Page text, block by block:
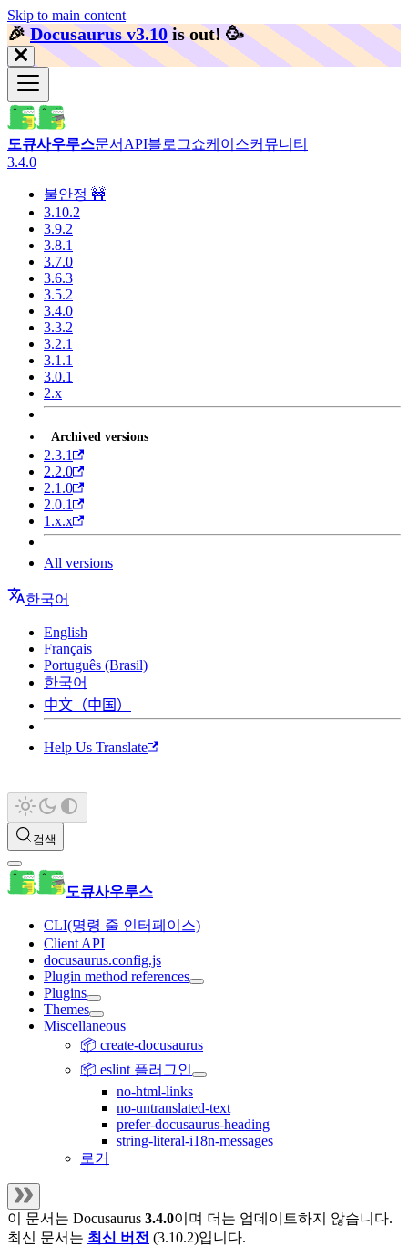
Skip to main content
🎉️Docusaurus v3.10 is out! 🥳️
도큐사우루스문서 API블로그쇼케이스커뮤니티
3.4.0
불안정 🚧
3.10.2
3.9.2
3.8.1
3.7.0
3.6.3
3.5.2
3.4.0
3.3.2
3.2.1
3.1.1
3.0.1
2.x
Archived versions
2.3.1
2.2.0
2.1.0
2.0.1
1.x.x
All versions
한국어
English
Français
Português (Brasil)
한국어
中文（中国）
Help Us Translate
검색
도큐사우루스
CLI(명령 줄 인터페이스)
Client API
docusaurus.config.js
Plugin method references
Plugins
Themes
Miscellaneous
📦 create-docusaurus
📦 eslint 플러그인
no-html-links
no-untranslated-text
prefer-docusaurus-heading
string-literal-i18n-messages
로거
이 문서는 Docusaurus 3.4.0이며 더는 업데이트하지 않습니다.
최신 문서는 최신 버전 (3.10.2)입니다.